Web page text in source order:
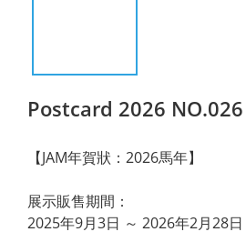
Postcard 2026 NO.026
【JAM年賀狀：2026馬年】
展示販售期間：
2025年9月3日 ～ 2026年2月28日